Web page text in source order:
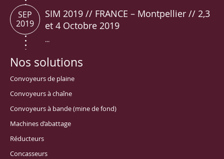
SIM 2019 // FRANCE – Montpellier // 2,3
et 4 Octobre 2019
...
SEP
2019
Nos solutions
Convoyeurs de plaine
Convoyeurs à chaîne
Convoyeurs à bande (mine de fond)
Machines d’abattage
Réducteurs
Concasseurs